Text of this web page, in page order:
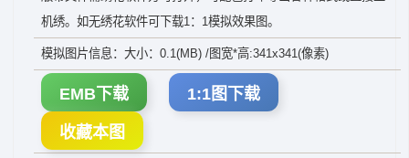
机绣。如无绣花软件可下载1：1模拟效果图。
模拟图片信息：大小：0.1(MB) /图宽*高:341x341(像素)
EMB下载 1:1图下载
收藏本图